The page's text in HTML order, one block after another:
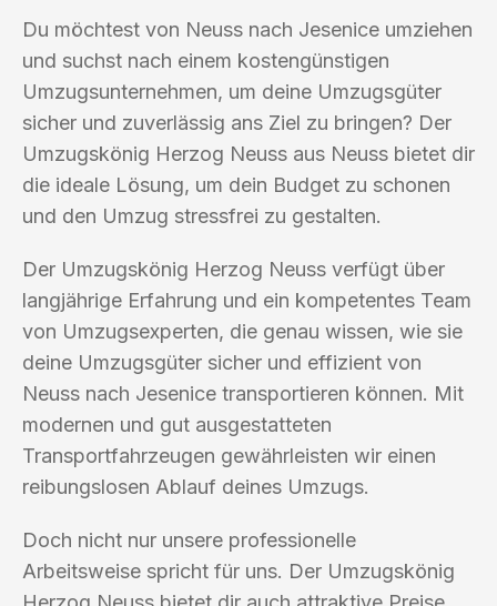
Du möchtest von Neuss nach Jesenice umziehen
und suchst nach einem kostengünstigen
Umzugsunternehmen, um deine Umzugsgüter
sicher und zuverlässig ans Ziel zu bringen? Der
Umzugskönig Herzog Neuss aus Neuss bietet dir
die ideale Lösung, um dein Budget zu schonen
und den Umzug stressfrei zu gestalten.
Der Umzugskönig Herzog Neuss verfügt über
langjährige Erfahrung und ein kompetentes Team
von Umzugsexperten, die genau wissen, wie sie
deine Umzugsgüter sicher und effizient von
Neuss nach Jesenice transportieren können. Mit
modernen und gut ausgestatteten
Transportfahrzeugen gewährleisten wir einen
reibungslosen Ablauf deines Umzugs.
Doch nicht nur unsere professionelle
Arbeitsweise spricht für uns. Der Umzugskönig